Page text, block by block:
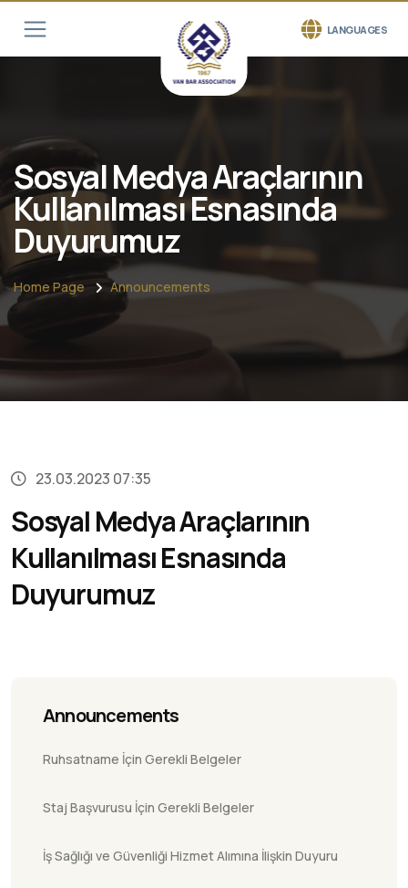
LANGUAGES
Sosyal Medya Araçlarının
Kullanılması Esnasında
Duyurumuz
Home Page Announcements
23.03.2023 07:35
Sosyal Medya Araçlarının
Kullanılması Esnasında
Duyurumuz
Announcements
Ruhsatname İçin Gerekli Belgeler
Staj Başvurusu İçin Gerekli Belgeler
İş Sağlığı ve Güvenliği Hizmet Alımına İlişkin Duyuru